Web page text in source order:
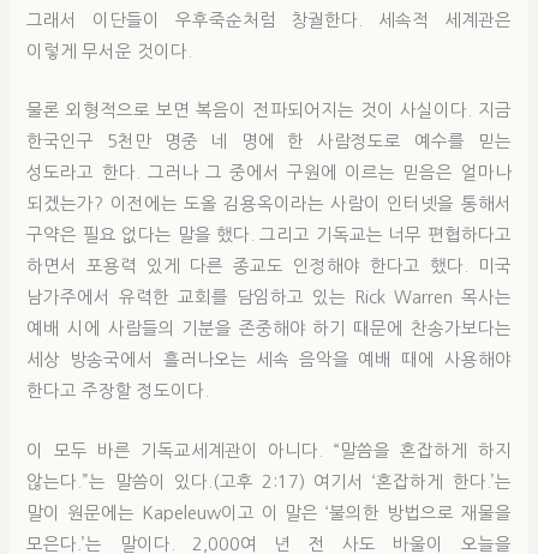
그래서 이단들이 우후죽순처럼 창궐한다. 세속적 세계관은
이렇게 무서운 것이다.
물론 외형적으로 보면 복음이 전파되어지는 것이 사실이다. 지금
한국인구 5천만 명중 네 명에 한 사람정도로 예수를 믿는
성도라고 한다. 그러나 그 중에서 구원에 이르는 믿음은 얼마나
되겠는가? 이전에는 도올 김용옥이라는 사람이 인터넷을 통해서
구약은 필요 없다는 말을 했다. 그리고 기독교는 너무 편협하다고
하면서 포용력 있게 다른 종교도 인정해야 한다고 했다. 미국
남가주에서 유력한 교회를 담임하고 있는 Rick Warren 목사는
예배 시에 사람들의 기분을 존중해야 하기 때문에 찬송가보다는
세상 방송국에서 흘러나오는 세속 음악을 예배 때에 사용해야
한다고 주장할 정도이다.
이 모두 바른 기독교세계관이 아니다. “말씀을 혼잡하게 하지
않는다.”는 말씀이 있다.(고후 2:17) 여기서 ‘혼잡하게 한다.’는
말이 원문에는 Kapeleuw이고 이 말은 ‘불의한 방법으로 재물을
모은다.’는 말이다. 2,000여 년 전 사도 바울이 오늘을